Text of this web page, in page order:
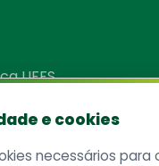
UFFS
Aedese cookies
necessários para